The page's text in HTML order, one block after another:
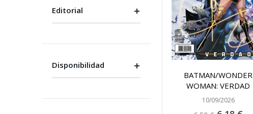
BATMAN/WONDER
WOMAN: VERDAD
10/09/2026
Precio
Editorial
Disponibilidad